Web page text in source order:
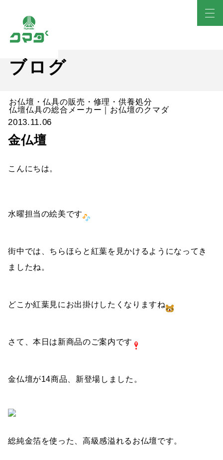
ブログ
お仏壇・仏具の販売・修理・供養処分
仏壇仏具の総合メーカー｜お仏壇のクマダ
2013.11.06
金仏壇
こんにちは。
水曜担当の絵美です
街中では、ちらほらと紅葉を見かけるようになってき
ましたね。
どこか紅葉見にお出掛けしたくなりますね
さて、本日は新商品のご案内です
金仏壇が14商品、新登場しました。
総純金箔を使った、高級感溢れるお仏壇です。